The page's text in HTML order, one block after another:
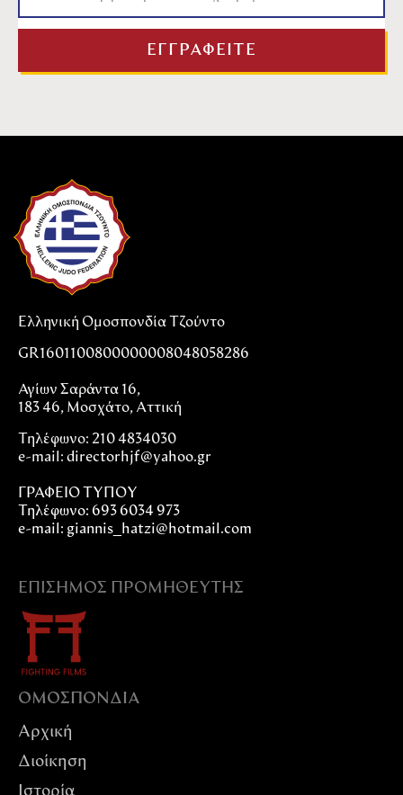
Ελληνική Ομοσπονδία Τζούντο
GR1601100800000008048058286
Αγίων Σαράντα 16,
183 46, Μοσχάτο, Αττική
Τηλέφωνο: 210 4834030
e-mail: directorhjf@yahoo.gr
ΓΡΑΦΕΙΟ ΤΥΠΟΥ
Τηλέφωνο: 693 6034 973
e-mail: giannis_hatzi@hotmail.com
ΕΠΊΣΗΜΟΣ ΠΡΟΜΗΘΕΥΤΉΣ
ΟΜΟΣΠΟΝΔIΑ
Αρχική
Διοίκηση
Ιστορία